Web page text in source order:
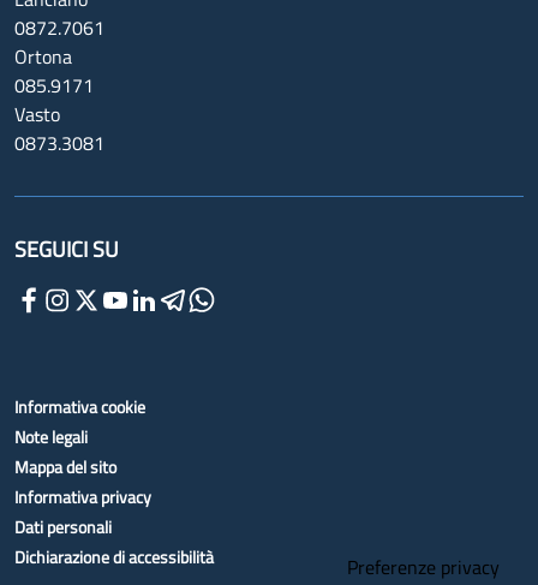
0872.7061
Ortona
085.9171
Vasto
0873.3081
SEGUICI SU
Informativa cookie
Note legali
Mappa del sito
Informativa privacy
Dati personali
Dichiarazione di accessibilità